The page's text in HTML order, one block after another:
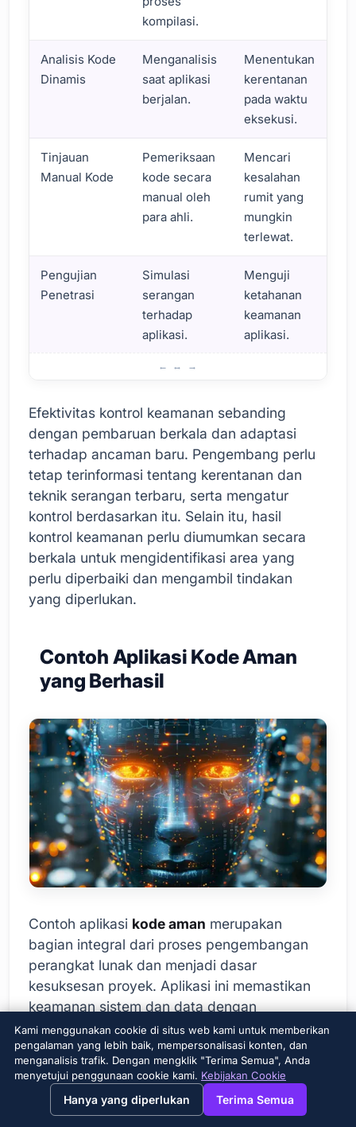
View this page in English?
kompilasi.
Analisis Kode
Dinamis
Menganalisis
saat aplikasi
berjalan.
Menentukan
kerentanan
pada waktu
eksekusi.
Tinjauan
Manual Kode
Pemeriksaan
kode secara
manual oleh
para ahli.
Mencari
kesalahan
rumit yang
mungkin
terlewat.
Pengujian
Penetrasi
Simulasi
serangan
terhadap
aplikasi.
Menguji
ketahanan
keamanan
aplikasi.
Efektivitas kontrol keamanan sebanding
dengan pembaruan berkala dan adaptasi
terhadap ancaman baru. Pengembang perlu
tetap terinformasi tentang kerentanan dan
teknik serangan terbaru, serta mengatur
kontrol berdasarkan itu. Selain itu, hasil
kontrol keamanan perlu diumumkan secara
berkala untuk mengidentifikasi area yang
perlu diperbaiki dan mengambil tindakan
yang diperlukan.
Contoh Aplikasi Kode Aman
yang Berhasil
Contoh aplikasi kode aman merupakan
bagian integral dari proses pengembangan
perangkat lunak dan menjadi dasar
kesuksesan proyek. Aplikasi ini memastikan
keamanan sistem dan data dengan
meminimalkan potensi kerentanan. Aplikasi
kode aman yang sukses tidak hanya berhasil
melewati tes keamanan, tetapi juga
mencakup perbaikan dan adaptasi yang
berkelanjutan.
Kami menggunakan cookie di situs web kami untuk memberikan
pengalaman yang lebih baik, mempersonalisasi konten, dan
menganalisis trafik. Dengan mengklik "Terima Semua", Anda
menyetujui penggunaan cookie kami. Kebijakan Cookie
Hanya yang diperlukan Terima Semua